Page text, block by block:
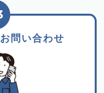
問い合わせ